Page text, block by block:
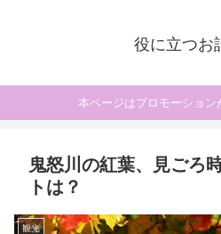
役に立つお
本ページはプロモーション
鬼怒川の紅葉、見ごろ
トは？
観光